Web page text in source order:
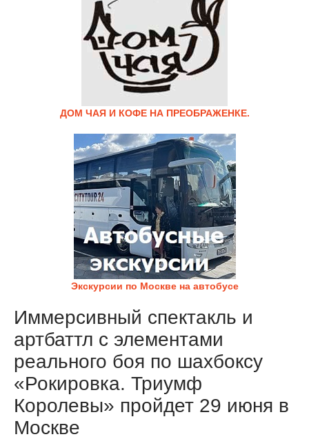
ДОМ ЧАЯ И КОФЕ НА ПРЕОБРАЖЕНКЕ.
Экскурсии по Москве на автобусе
Иммерсивный спектакль и
артбаттл с элементами
реального боя по шахбоксу
«Рокировка. Триумф
Королевы» пройдет 29 июня в
Москве